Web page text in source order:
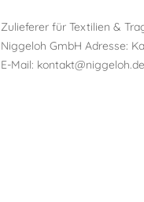
Zulieferer für Textilien &
Niggeloh GmbH Adresse:
E-Mail: kontakt@niggeloh.de